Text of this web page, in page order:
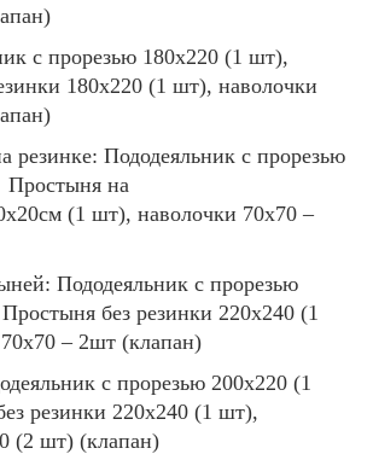
с прорезью 180х220 (1 шт),
180х220 (1 шт), наволочки
резинке: Пододеяльник с прорезью
Простыня на
(1 шт), наволочки 70х70 –
Пододеяльник с прорезью
без резинки 220х240 (1
– 2шт (клапан)
с прорезью 200х220 (1
резинки 220х240 (1 шт),
(2 шт) (клапан)